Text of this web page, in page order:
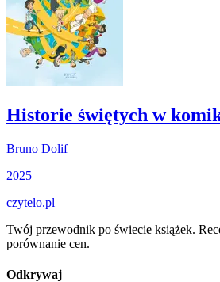
Historie świętych w
Bruno Dolif
2025
czytelo.pl
Twój przewodnik po świecie książek.
porównanie cen.
Odkrywaj